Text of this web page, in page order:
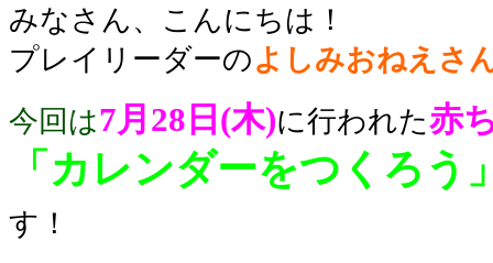
みなさん、こんにちは！
プレイリーダーのよしみおねえさ
今回は7月28日(木)に行われた赤
「カレンダーをつくろう
す！